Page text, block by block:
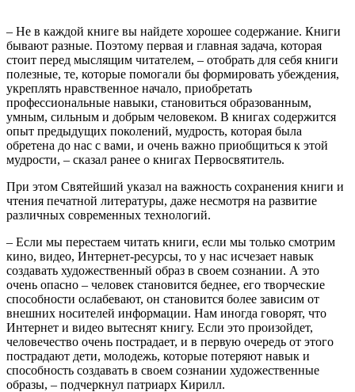
– Не в каждой книге вы найдете хорошее содержание. Книги
бывают разные. Поэтому первая и главная задача, которая
стоит перед мыслящим читателем, – отобрать для себя книги
полезные, те, которые помогали бы формировать убеждения,
укреплять нравственное начало, приобретать
профессиональные навыки, становиться образованным,
умным, сильным и добрым человеком. В книгах содержится
опыт предыдущих поколений, мудрость, которая была
обретена до нас с вами, и очень важно приобщиться к этой
мудрости, – сказал ранее о книгах Первосвятитель.
При этом Святейший указал на важность сохранения книги и
чтения печатной литературы, даже несмотря на развитие
различных современных технологий.
– Если мы перестаем читать книги, если мы только смотрим
кино, видео, Интернет-ресурсы, то у нас исчезает навык
создавать художественный образ в своем сознании. А это
очень опасно – человек становится беднее, его творческие
способности ослабевают, он становится более зависим от
внешних носителей информации. Нам иногда говорят, что
Интернет и видео вытеснят книгу. Если это произойдет,
человечество очень пострадает, и в первую очередь от этого
пострадают дети, молодежь, которые потеряют навык и
способность создавать в своем сознании художественные
образы, – подчеркнул патриарх Кирилл.